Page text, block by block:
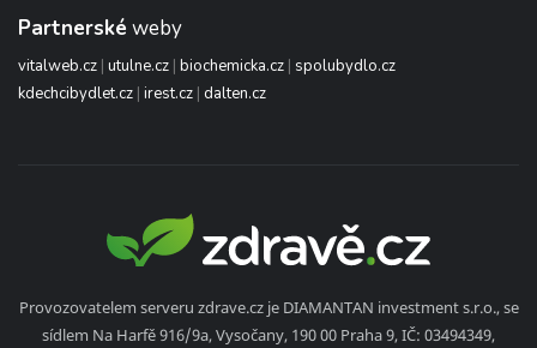
Partnerské weby
vitalweb.cz | utulne.cz | biochemicka.cz | spolubydlo.cz
kdechcibydlet.cz | irest.cz | dalten.cz
Provozovatelem serveru zdrave.cz je DIAMANTAN investment s.r.o., se
sídlem Na Harfě 916/9a, Vysočany, 190 00 Praha 9, IČ: 03494349,